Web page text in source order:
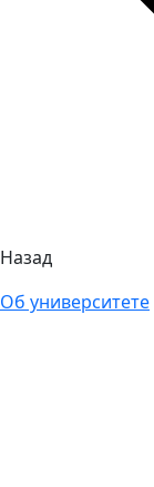
Назад
Об университете